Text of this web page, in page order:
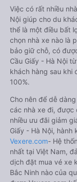
Việc có rất nhiều
Nội giúp cho du
thể là một điều bất
chọn nhà xe nào là
bảo giữ chỗ, có
Cầu Giấy - Hà Nội
khách hàng sau
100%.
Cho nên để dễ
các nhà xe đi, được
nhiều ưu đãi giảm
Giấy - Hà Nội, hành
Vexere.com- Hệ
nhất tại Việt Nam,
dịch đặt mua vé xe
Bắc Ninh nào của